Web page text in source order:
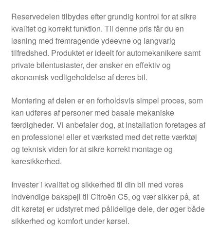
Reservedelen tilbydes efter grundig kontrol for at sikre
kvalitet og korrekt funktion. Til denne pris får du en
løsning med fremragende ydeevne og langvarig
tilfredshed. Produktet er ideelt for automekanikere samt
private bilentusiaster, der ønsker en effektiv og
økonomisk vedligeholdelse af deres bil.
Montering af delen er en forholdsvis simpel proces, som
kan udføres af personer med basale mekaniske
færdigheder. Vi anbefaler dog, at installation foretages af
en professionel eller et værksted med det rette værktøj
og teknisk viden for at sikre korrekt montage og
køresikkerhed.
Invester i kvalitet og sikkerhed til din bil med vores
indvendige bakspejl til Citroën C5, og vær sikker på, at
dit køretøj er udstyret med pålidelige dele, der øger både
sikkerhed og komfort under kørsel.